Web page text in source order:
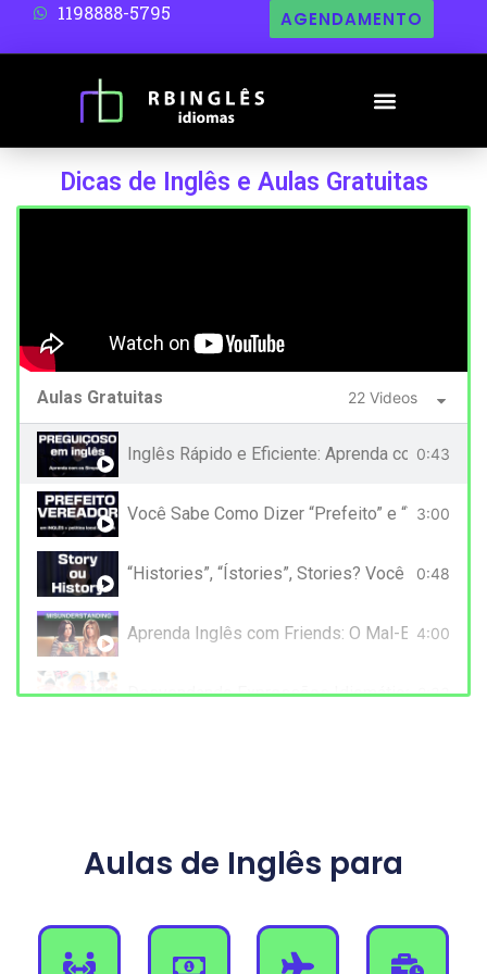
1198888-5795 AGENDAMENTO
Dicas de Inglês e Aulas Gratuitas
Aulas Gratuitas 22 Videos
Inglês Rápido e Eficiente: Aprenda com0:43
Você Sabe Como Dizer “Prefeito” e 3:00
“Histories”, “Ístories”, Stories? Você está
0:48
Aprenda Inglês com Friends: O Mal-Entendido
4:00
Desvendando Expressões Idiomáticas em
2:33
Aprimore Seu Inglês com a Cena de
Aprenda Inglês com Harry Potter: Mágica na
9:10
Aulas de Inglês para